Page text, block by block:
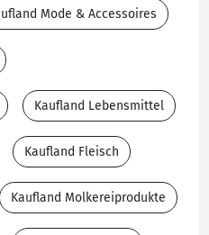
Mode & Accessoires
Kaufland Lebensmittel
Kaufland Fleisch
Kaufland Molkereiprodukte